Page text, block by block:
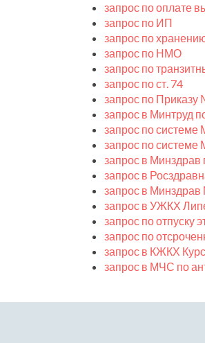
запрос по оплате
запрос по ИП
запрос по
запрос по НМО
запрос по
запрос по ст. 74
запрос по
запрос в Минтруд
запрос по системе
запрос по системе
запрос в
запрос в
запрос в
запрос в УЖКХ
запрос по отпуску
запрос по
запрос в КЖКХ
запрос в МЧС по